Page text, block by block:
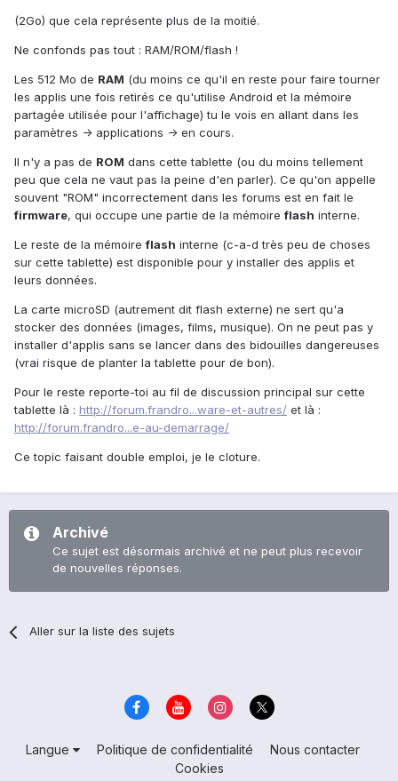
(2Go) que cela représente plus de la moitié.
Ne confonds pas tout : RAM/ROM/flash !
Les 512 Mo de RAM (du moins ce qu'il en reste pour faire tourner
les applis une fois retirés ce qu'utilise Android et la mémoire
partagée utilisée pour l'affichage) tu le vois en allant dans les
paramètres -> applications -> en cours.
Il n'y a pas de ROM dans cette tablette (ou du moins tellement
peu que cela ne vaut pas la peine d'en parler). Ce qu'on appelle
souvent "ROM" incorrectement dans les forums est en fait le
firmware, qui occupe une partie de la mémoireflash interne.
Le reste de la mémoireflash interne (c-a-d très peu de choses
sur cette tablette) est disponible pour y installer des applis et
leurs données.
La carte microSD (autrement dit flash externe) ne sert qu'a
stocker des données (images, films, musique). On ne peut pas y
installer d'applis sans se lancer dans des bidouilles dangereuses
(vrai risque de planter la tablette pour de bon).
Pour le reste reporte-toi au fil de discussion principal sur cette
tablette là : http://forum.frandro...ware-et-autres/ et là :
http://forum.frandro...e-au-demarrage/
Ce topic faisant double emploi, je le cloture.
Archivé
Ce sujet est désormais archivé et ne peut plus recevoir
de nouvelles réponses.
Aller sur la liste des sujets
Langue Politique de confidentialité
Nous contacter
Cookies